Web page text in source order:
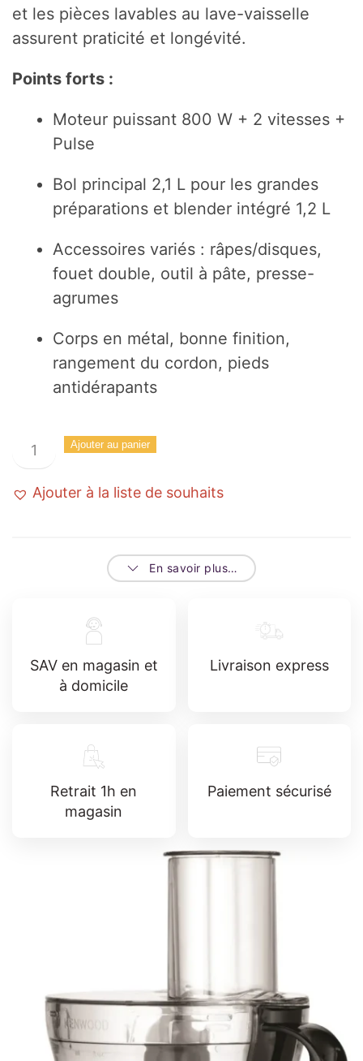
et les pièces lavables au lave-vaisselle
assurent praticité et longévité.
Points forts :
Moteur puissant 800 W + 2 vitesses +
Pulse
Bol principal 2,1 L pour les grandes
préparations et blender intégré 1,2 L
Accessoires variés : râpes/disques,
fouet double, outil à pâte, presse-
agrumes
Corps en métal, bonne finition,
rangement du cordon, pieds
antidérapants
quantité
de
ROBOT
Ajouter au panier
Ajouter à la liste de souhaits
En savoir plus…
SAV en magasin et
à domicile
Livraison express
Retrait 1h en
magasin
Paiement sécurisé